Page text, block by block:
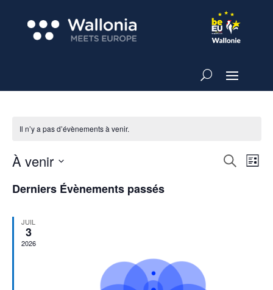
Il n’y a pas d’évènements à venir.
Recherche
de
Liste
À venir
une
Derniers Évènements passés
JUIL
3
2026